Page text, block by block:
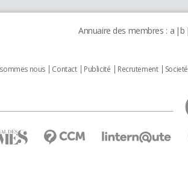
Annuaire des membres : a b
nous Contact Publicité Recrutement Societé